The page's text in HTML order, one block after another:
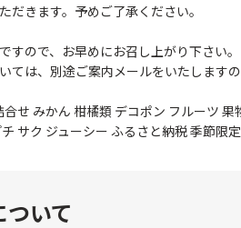
だきます。予めご了承ください。
すので、お早めにお召し上がり下さい。
ては、別途ご案内メールをいたしますの
せ みかん 柑橘類 デコポン フルーツ 果
サク ジューシー ふるさと納税 季節限
ついて